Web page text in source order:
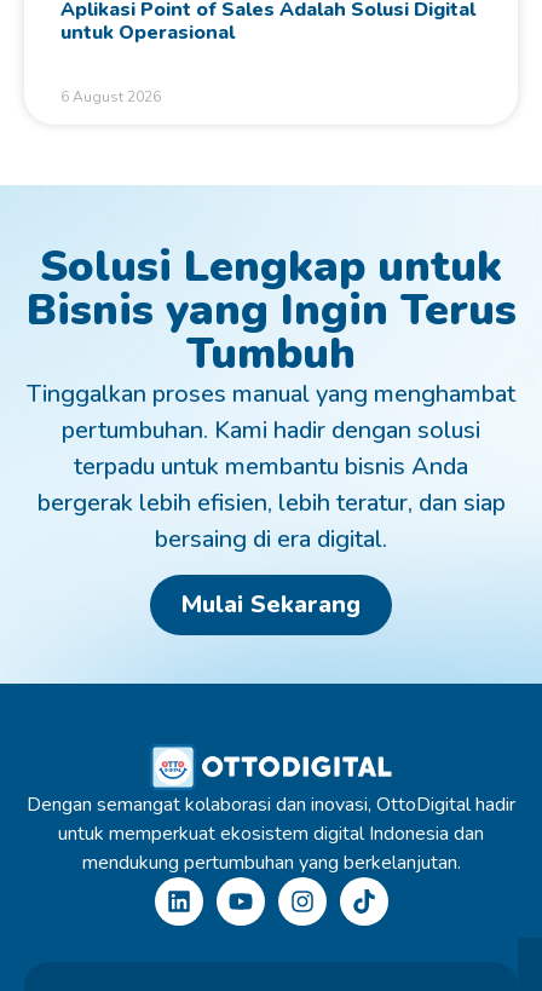
Aplikasi Point of Sales Adalah Solusi Digital
untuk Operasional
6 August 2026
Solusi Lengkap untuk
Bisnis yang Ingin Terus
Tumbuh
Tinggalkan proses manual yang menghambat
pertumbuhan. Kami hadir dengan solusi
terpadu untuk membantu bisnis Anda
bergerak lebih efisien, lebih teratur, dan siap
bersaing di era digital.
Mulai Sekarang
Dengan semangat kolaborasi dan inovasi, OttoDigital hadir
untuk memperkuat ekosistem digital Indonesia dan
mendukung pertumbuhan yang berkelanjutan.